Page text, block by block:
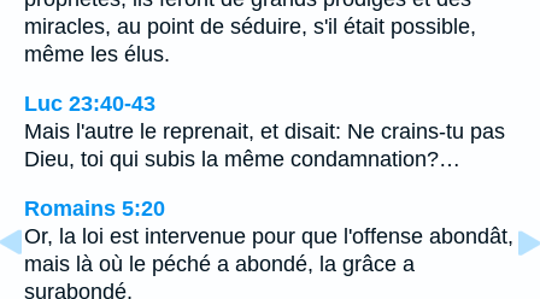
miracles, au point de séduire, s'il était possible,
même les élus.
Luc 23:40-43
Mais l'autre le reprenait, et disait: Ne crains-tu pas
Dieu, toi qui subis la même condamnation?…
Romains 5:20
Or, la loi est intervenue pour que l'offense abondât,
mais là où le péché a abondé, la grâce a
surabondé,